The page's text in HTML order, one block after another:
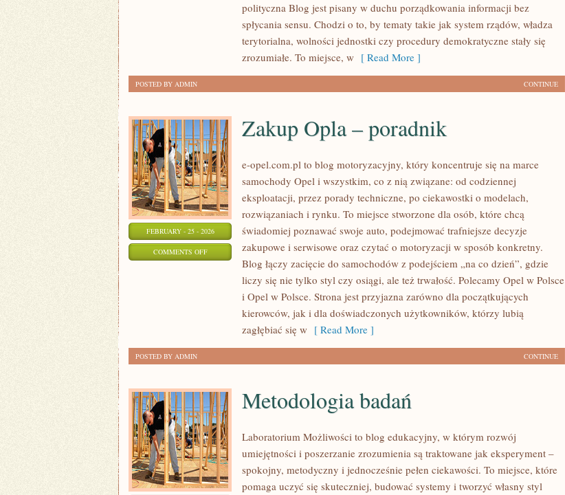
MIĘDZYNARODOWApolityczna Blog jest pisany w duchu porządkowania informacji bez
spłycania sensu. Chodzi o to, by tematy takie jak system rządów, władza
terytorialna, wolności jednostki czy procedury demokratyczne stały się
zrozumiałe. To miejsce, w [ Read More ]
CONTINUE
POSTED BY ADMIN
FEBRUARY - 25 - 2026
COMMENTS OFFON
Zakup Opla – poradnik
e-opel.com.pl to blog motoryzacyjny, który koncentruje się na marce
samochody Opel i wszystkim, co z nią związane: od codziennej
eksploatacji, przez porady techniczne, po ciekawostki o modelach,
rozwiązaniach i rynku. To miejsce stworzone dla osób, które chcą
świadomiej poznawać swoje auto, podejmować trafniejsze decyzje
zakupowe i serwisowe oraz czytać o motoryzacji w sposób konkretny.
Blog łączy zacięcie do samochodów z podejściem „na co dzień”, gdzie
liczy się nie tylko styl czy osiągi, ale też trwałość. Polecamy Opel w Polsce
i Opel w Polsce. Strona jest przyjazna zarówno dla początkujących
kierowców, jak i dla doświadczonych użytkowników, którzy lubią
zagłębiać się w [ Read More ]
CONTINUE
POSTED BY ADMIN
Metodologia badań
Laboratorium Możliwości to blog edukacyjny, w którym rozwój
umiejętności i poszerzanie zrozumienia są traktowane jak eksperyment –
spokojny, metodyczny i jednocześnie pełen ciekawości. To miejsce, które
pomaga uczyć się skuteczniej, budować systemy i tworzyć własny styl